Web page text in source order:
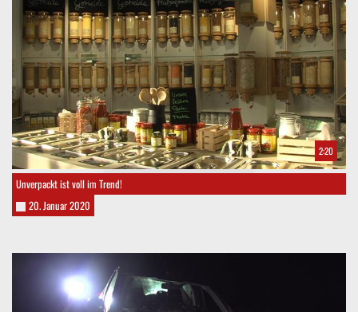
2:20
Unverpackt ist voll im Trend!
20. Januar 2020